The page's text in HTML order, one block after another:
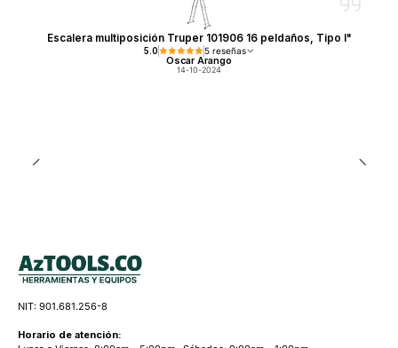
Escalera multiposición Truper 101906 16 peldaños, Tipo I"
5.0 5 reseñas
Oscar Arango
14-10-2024
NIT: 901.681.256-8
Horario de atención: